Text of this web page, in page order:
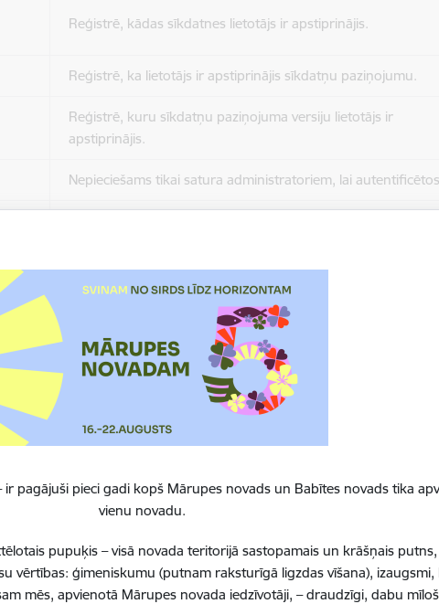
ir pagājuši pieci gadi kopš Mārupes novads un Babītes novads tika
vienu novadu.
pupuķis – visā novada teritorijā sastopamais un krāšņais
vērtības: ģimeniskumu (putnam raksturīgā ligzdas vīšana),
mēs, apvienotā Mārupes novada iedzīvotāji, – draudzīgi, dabu
Reģistrē, kādas sīkdatnes lietotājs ir apstiprinājis.
Reģistrē, ka lietotājs ir apstiprinājis sīkdatņu paziņojumu.
Reģistrē, kuru sīkdatņu paziņojuma versiju lietotājs ir
apstiprinājis.
Nepieciešams tikai satura administratoriem, lai
Sīkdatne ir nepieciešama, lai visiem lietotājiem nerādītu
ziņojumus pēc tam, kad viņi ir izlasījuši un aizvēruši tos.
Sīkdatne ir nepieciešama, lai visiem lietotājiem nerādītu
ziņojumus pēc tam, kad viņi ir izlasījuši un aizvēruši tos.
Reģistrē, ka tiek parādīts modālais logs.
Reģistrē unikālu ID, kas tiek izmantots statistisko datu
par to, kā apmeklētājs izmanto vietni.
Izmanto Google Analytics, lai samazinātu pieprasījuma